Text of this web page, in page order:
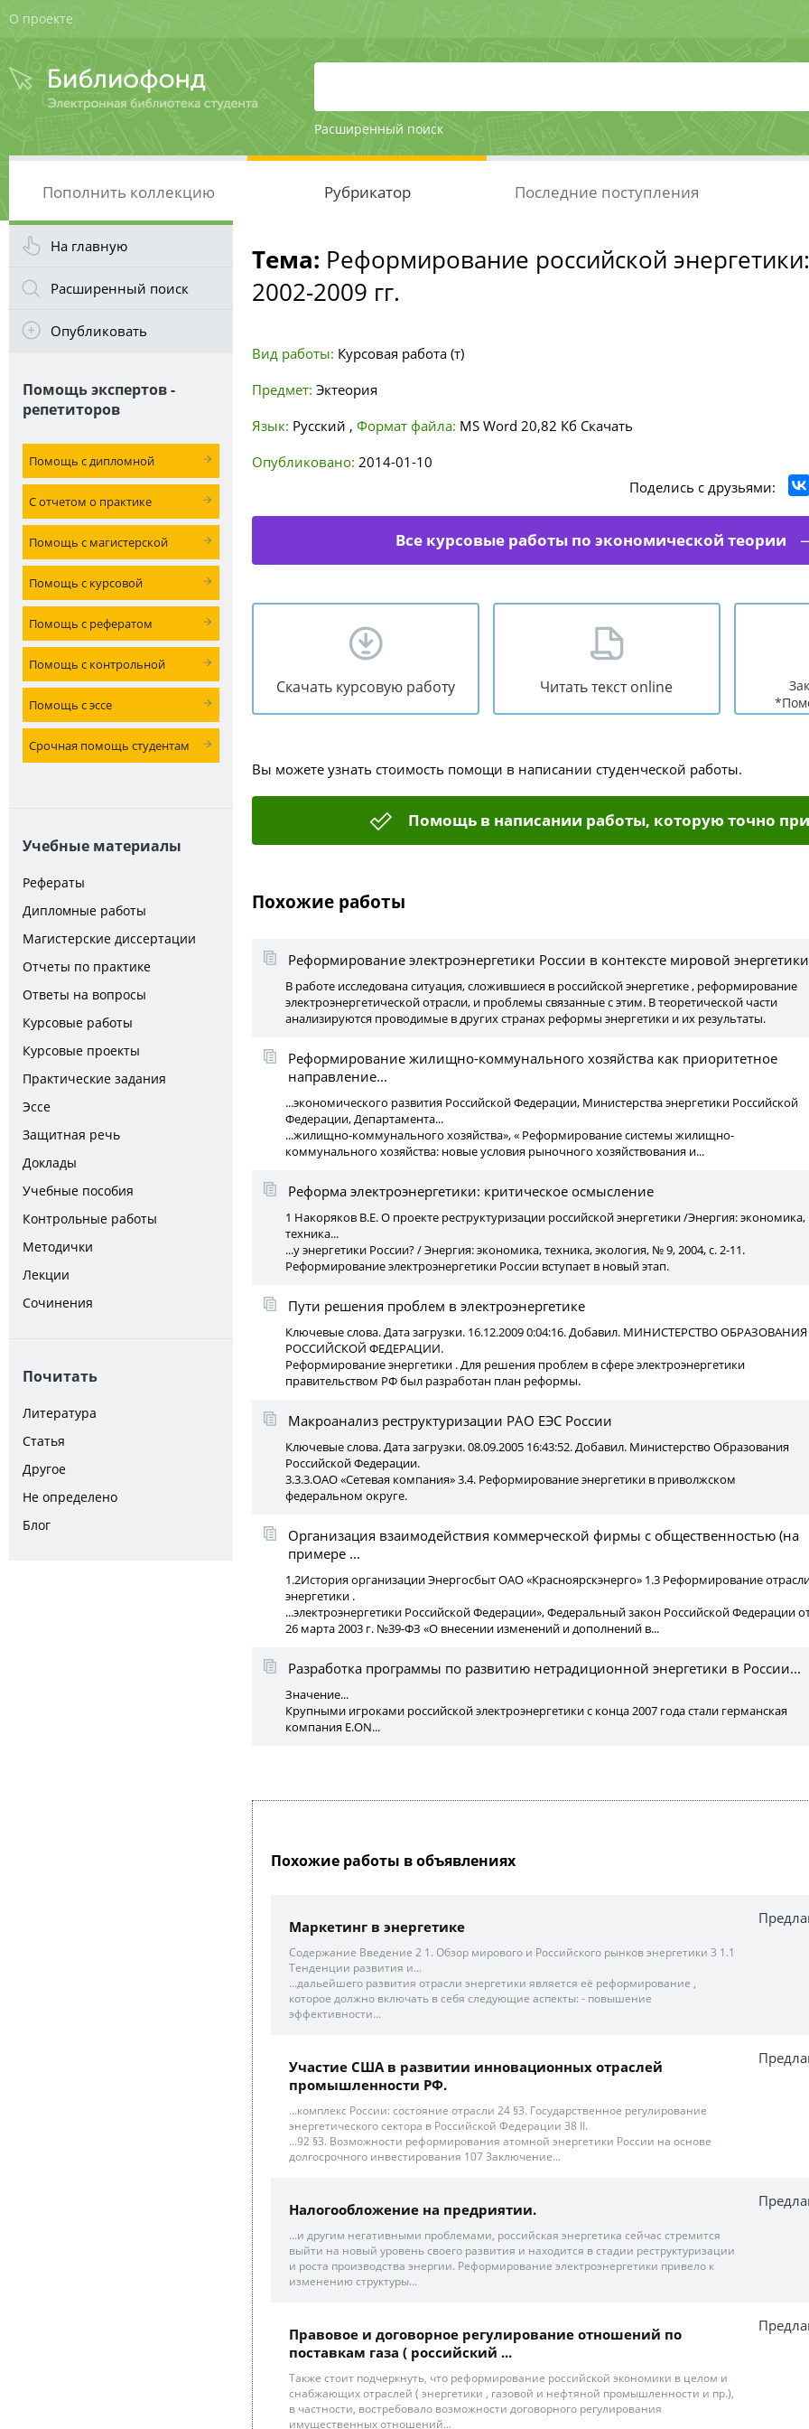
О проекте
Расширенный поиск
Пополнить коллекцию Рубрикатор Последние поступления
На главную
Расширенный поиск
Опубликовать
Помощь экспертов -
репетиторов
Помощь с дипломной
С отчетом о практике
Помощь с магистерской
Помощь с курсовой
Помощь с рефератом
Помощь с контрольной
Помощь с эссе
Срочная помощь студентам
Учебные материалы
Рефераты
Дипломные работы
Магистерские диссертации
Отчеты по практике
Ответы на вопросы
Курсовые работы
Курсовые проекты
Практические задания
Эссе
Защитная речь
Доклады
Учебные пособия
Контрольные работы
Методички
Лекции
Сочинения
Почитать
Литература
Статья
Другое
Не определено
Блог
Тема: Реформирование российской
2002-2009 гг.
Вид работы: Курсовая работа (т)
Предмет: Эктеория
Язык: Русский , Формат файла: MS Word 20,82 Кб Скачать
Опубликовано: 2014-01-10
Поделись с друзьями:
Все курсовые работы по экономической теории
Скачать курсовую работу Читать текст online
Вы можете узнать стоимость помощи в написании студенческой работы.
Помощь в написании работы, которую точно
Похожие работы
Реформирование электроэнергетики России в контексте мировой энергетики
В работе исследована ситуация, сложившиеся в российской энергетике , реформирование
электроэнергетической отрасли, и проблемы связанные с этим. В теоретической части
анализируются проводимые в других странах реформы энергетики и их результаты.
Реформирование жилищно-коммунального хозяйства как приоритетное
направление...
...экономического развития Российской Федерации, Министерства энергетики Российской
Федерации, Департамента...
...жилищно-коммунального хозяйства», « Реформирование системы жилищно-
коммунального хозяйства: новые условия рыночного хозяйствования и...
Реформа электроэнергетики: критическое осмысление
1 Накоряков В.Е. О проекте реструктуризации российской энергетики /Энергия: экономика,
техника...
...у энергетики России? / Энергия: экономика, техника, экология, № 9, 2004, с. 2-11.
Реформирование электроэнергетики России вступает в новый этап.
Пути решения проблем в электроэнергетике
Ключевые слова. Дата загрузки. 16.12.2009 0:04:16. Добавил. МИНИСТЕРСТВО ОБРАЗОВАНИЯ
РОССИЙСКОЙ ФЕДЕРАЦИИ.
Реформирование энергетики . Для решения проблем в сфере электроэнергетики
правительством РФ был разработан план реформы.
Макроанализ реструктуризации РАО ЕЭС России
Ключевые слова. Дата загрузки. 08.09.2005 16:43:52. Добавил. Министерство Образования
Российской Федерации.
3.3.3.ОАО «Сетевая компания» 3.4. Реформирование энергетики в приволжском
федеральном округе.
Организация взаимодействия коммерческой фирмы с общественностью (на
примере ...
1.2История организации Энергосбыт ОАО «Красноярскэнерго» 1.3 Реформирование
энергетики .
...электроэнергетики Российской Федерации», Федеральный закон Российской Федерации
26 марта 2003 г. №39-ФЗ «О внесении изменений и дополнений в...
Разработка программы по развитию нетрадиционной энергетики в России...
Значение...
Крупными игроками российской электроэнергетики с конца 2007 года стали германская
компания E.ON...
Похожие работы в объявлениях
Маркетинг в энергетике
Содержание Введение 2 1. Обзор мирового и Российского рынков энергетики 3 1.1
Тенденции развития и...
...дальейшего развития отрасли энергетики является её реформирование ,
которое должно включать в себя следующие аспекты: - повышение
эффективности...
Участие США в развитии инновационных отраслей
промышленности РФ.
...комплекс России: состояние отрасли 24 §3. Государственное регулирование
энергетического сектора в Российской Федерации 38 II.
...92 §3. Возможности реформирования атомной энергетики России на основе
долгосрочного инвестирования 107 Заключение...
Налогообложение на предриятии.
...и другим негативными проблемами, российская энергетика сейчас стремится
выйти на новый уровень своего развития и находится в стадии реструктуризации
и роста производства энергии. Реформирование электроэнергетики привело к
изменению структуры...
Правовое и договорное регулирование отношений по
поставкам газа ( российский ...
Также стоит подчеркнуть, что реформирование российской экономики в целом и
снабжающих отраслей ( энергетики , газовой и нефтяной промышленности и пр.),
в частности, востребовало возможности договорного регулирования
имущественных отношений...